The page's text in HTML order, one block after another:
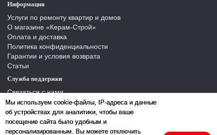
Мы используем cookie-файлы, IP-адреса и данные
об устройствах для аналитики, чтобы ваше
посещение сайта было удобным и
персонализированным. Вы можете отключить
Информация
Услуги по ремонту квартир и домов
О магазине «Керам-Строй»
Оплата и доставка
Политика конфиденциальности
Гарантии и условия возврата
Статьи
Служба поддержки
Связаться с нами
Отзывы
Производители
Карта сайта